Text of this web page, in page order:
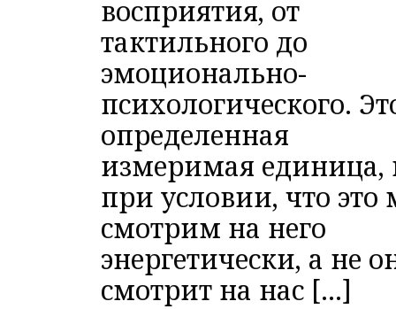
восприятия, от
тактильного до
эмоционально-
психологического.
определенная
измеримая единица,
при условии, что
смотрим на него
энергетически, а не
смотрит на нас […]